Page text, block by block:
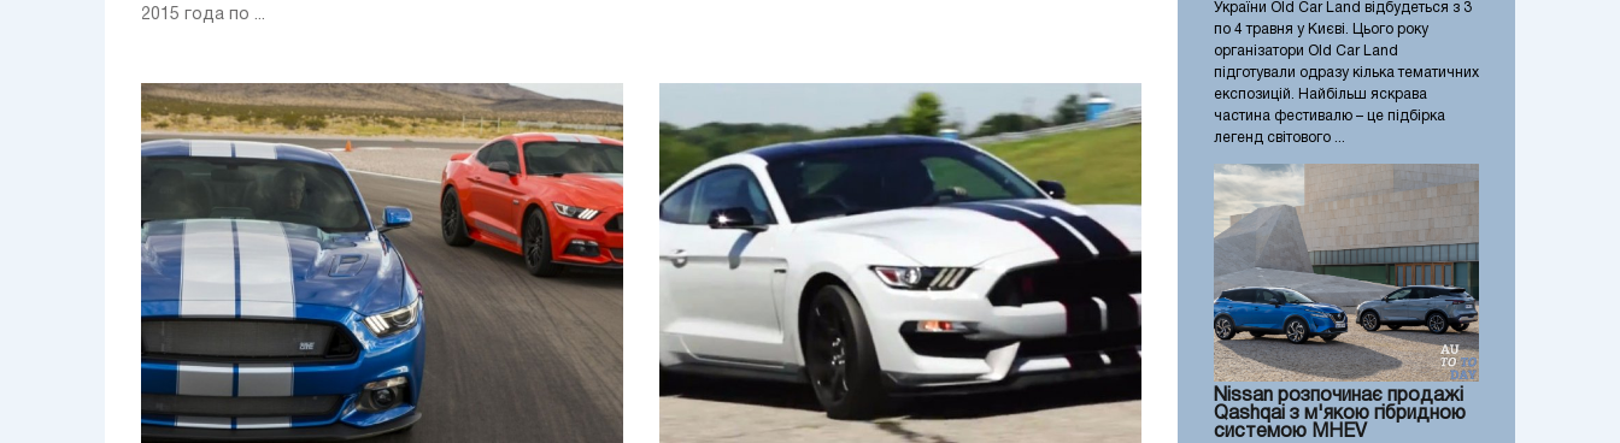
2015 года по ...
України Old Car Land відбудеться з 3
по 4 травня у Києві. Цього року
організатори Old Car Land
підготували одразу кілька тематичних
експозицій. Найбільш яскрава
частина фестивалю – це підбірка
легенд світового ...
Nissan розпочинає продажі
Qashqai з м'якою гібридною
системою MHEV